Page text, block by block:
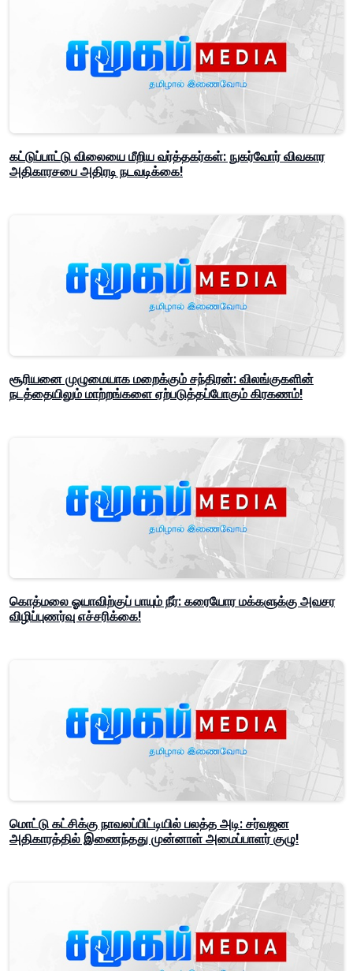
கட்டுப்பாட்டு விலையை மீறிய வர்த்தகர்கள்: நுகர்வோர் விவகார
அதிகாரசபை அதிரடி நடவடிக்கை!
சூரியனை முழுமையாக மறைக்கும் சந்திரன்: விலங்குகளின்
நடத்தையிலும் மாற்றங்களை ஏற்படுத்தப்போகும் கிரகணம்!
கொத்மலை ஓயாவிற்குப் பாயும் நீர்: கரையோர மக்களுக்கு அவசர
விழிப்புணர்வு எச்சரிக்கை!
மொட்டு கட்சிக்கு நாவலப்பிட்டியில் பலத்த அடி: சர்வஜன
அதிகாரத்தில் இணைந்தது முன்னாள் அமைப்பாளர் குழு!